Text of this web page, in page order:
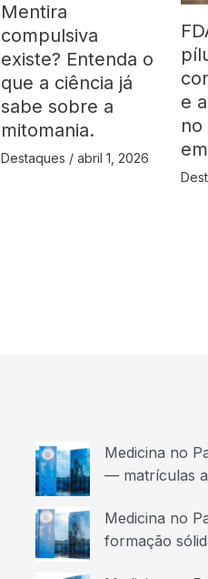
Mentira
compulsiva
existe? Entenda o
que a ciência já
sabe sobre a
mitomania.
Destaques / abril 1, 2026
e
no
Medicina no
— matrículas
Medicina no
formação